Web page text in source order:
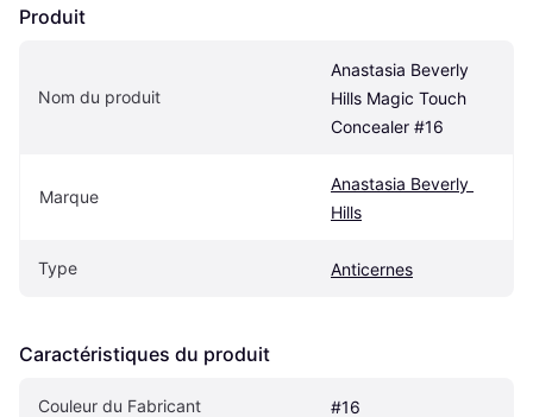
Produit
Nom du produit
Anastasia Beverly
Hills Magic Touch
Concealer #16
Marque
Anastasia Beverly
Hills
Type Anticernes
Caractéristiques du produit
Couleur du Fabricant #16